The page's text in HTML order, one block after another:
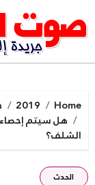
to
content
Home
2019
هل سيتم إحصاء
الشلف؟
الحدث